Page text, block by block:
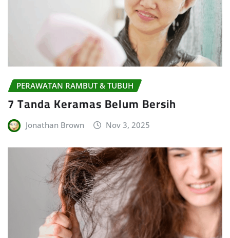
PERAWATAN RAMBUT & TUBUH
7 Tanda Keramas Belum Bersih
Jonathan Brown Nov 3, 2025